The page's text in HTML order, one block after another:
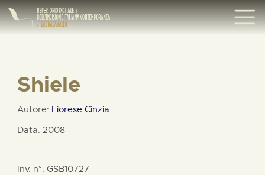
Shiele
Autore: Fiorese Cinzia
Data: 2008
Inv. n°: GSB10727